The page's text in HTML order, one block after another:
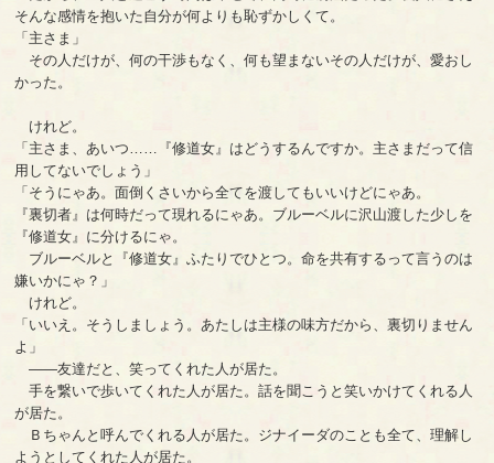
そんな感情を抱いた自分が何よりも恥ずかしくて。
「主さま」
その人だけが、何の干渉もなく、何も望まないその人だけが、愛おし
かった。
けれど。
「主さま、あいつ……『修道女』はどうするんですか。主さまだって信
用してないでしょう」
「そうにゃあ。面倒くさいから全てを渡してもいいけどにゃあ。
『裏切者』は何時だって現れるにゃあ。ブルーベルに沢山渡した少しを
『修道女』に分けるにゃ。
ブルーベルと『修道女』ふたりでひとつ。命を共有するって言うのは
嫌いかにゃ？」
けれど。
「いいえ。そうしましょう。あたしは主様の味方だから、裏切りません
よ」
――友達だと、笑ってくれた人が居た。
手を繋いで歩いてくれた人が居た。話を聞こうと笑いかけてくれる人
が居た。
Ｂちゃんと呼んでくれる人が居た。ジナイーダのことも全て、理解し
ようとしてくれた人が居た。